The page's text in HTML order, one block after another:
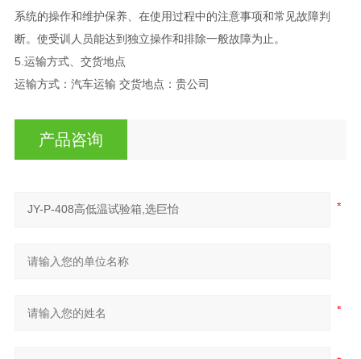
系统的操作和维护保养、在使用过程中的注意事项和常见故障判
断。使受训人员能达到独立操作和排除一般故障为止。
5.运输方式、交货地点
运输方式：汽车运输 交货地点：贵公司
产品咨询